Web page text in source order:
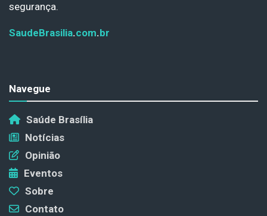
segurança.
SaudeBrasilia.com.br
Navegue
Saúde Brasília
Notícias
Opinião
Eventos
Sobre
Contato